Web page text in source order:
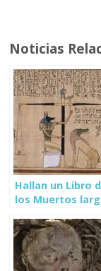
Noticias
Hallan un Libro
los Muertos
Egipto